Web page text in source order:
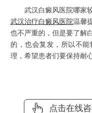
武汉白癜风医院哪家较
武汉治疗白癜风医院温馨
也不严重的，但是要了解
的，也会复发，所以不
理，希望患者们要保持耐
点击在线